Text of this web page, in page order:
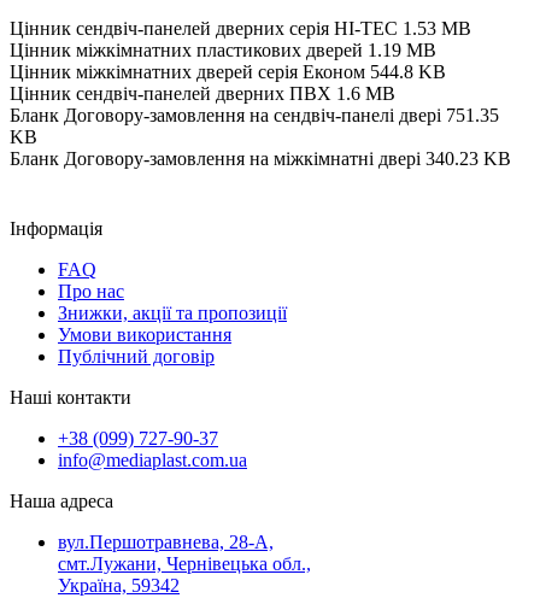
Цінник сендвіч-панелей дверних серія HI-TEC 1.53 MB
Цінник міжкімнатних пластикових дверей 1.19 MB
Цінник міжкімнатних дверей серія Економ 544.8 KB
Цінник сендвіч-панелей дверних ПВХ 1.6 MB
Бланк Договору-замовлення на сендвіч-панелі двері 751.35
KB
Бланк Договору-замовлення на міжкімнатні двері 340.23 KB
Інформація
FAQ
Про нас
Знижки, акції та пропозиції
Умови використання
Публічний договір
Наші контакти
+38 (099) 727-90-37
info@mediaplast.com.ua
Наша адреса
вул.Першотравнева, 28-А,
смт.Лужани, Чернівецька обл.,
Україна, 59342